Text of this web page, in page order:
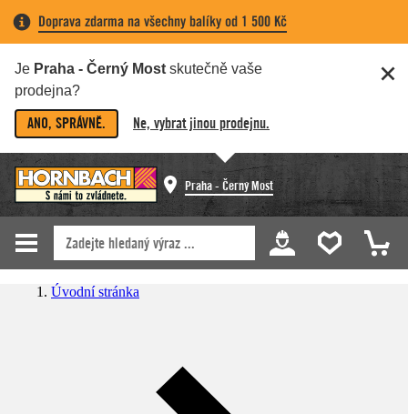
Doprava zdarma na všechny balíky od 1 500 Kč
Je Praha - Černý Most skutečně vaše
prodejna?
ANO, SPRÁVNĚ. Ne, vybrat jinou prodejnu.
Praha - Černý Most
Úvodní stránka